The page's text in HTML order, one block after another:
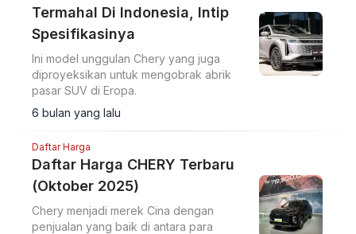
Termahal Di Indonesia, Intip
Spesifikasinya
Ini model unggulan Chery yang juga
diproyeksikan untuk mengobrak abrik
pasar SUV di Eropa.
6 bulan yang lalu
Daftar Harga
Daftar Harga CHERY Terbaru
(Oktober 2025)
Chery menjadi merek Cina dengan
penjualan yang baik di antara para